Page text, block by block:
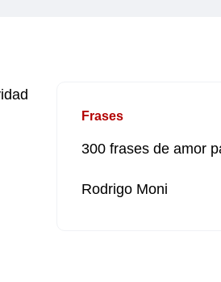
Frases
300 frases de amor
Rodrigo Moni